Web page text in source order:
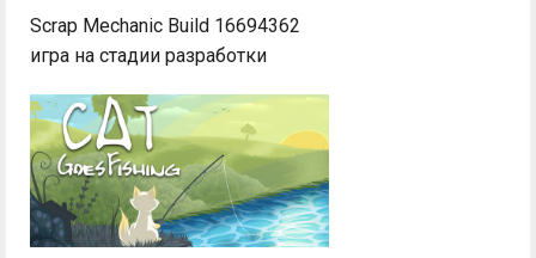
Scrap Mechanic Build 16694362
игра на стадии разработки